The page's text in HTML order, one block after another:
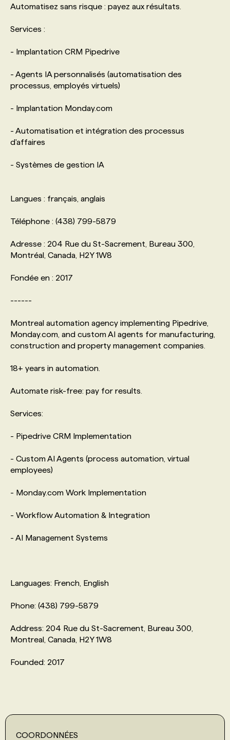
FAQ
ANNONCEZ AVEC NOUS
Automatisez sans risque : payez aux résultats.
Services :
- Implantation CRM Pipedrive
- Agents IA personnalisés (automatisation des
processus, employés virtuels)
- Implantation Monday.com
- Automatisation et intégration des processus
d'affaires
- Systèmes de gestion IA
Langues : français, anglais
Téléphone : (438) 799-5879
Adresse : 204 Rue du St-Sacrement, Bureau 300,
Montréal, Canada, H2Y 1W8
Fondée en : 2017
------
Montreal automation agency implementing Pipedrive,
Monday.com, and custom AI agents for manufacturing,
construction and property management companies.
18+ years in automation.
Automate risk-free: pay for results.
Services:
- Pipedrive CRM Implementation
- Custom AI Agents (process automation, virtual
employees)
- Monday.com Work Implementation
- Workflow Automation & Integration
- AI Management Systems
Languages: French, English
Phone: (438) 799-5879
Address: 204 Rue du St-Sacrement, Bureau 300,
Montreal, Canada, H2Y 1W8
Founded: 2017
COORDONNÉES